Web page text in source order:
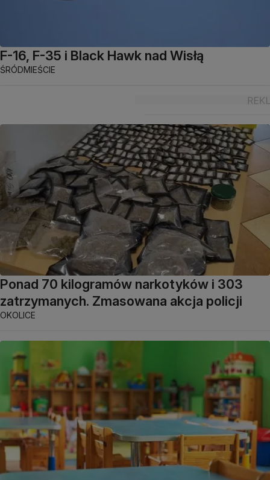
F-16, F-35 i Black Hawk nad Wisłą
ŚRÓDMIEŚCIE
Ponad 70 kilogramów narkotyków i 303
zatrzymanych. Zmasowana akcja policji
OKOLICE